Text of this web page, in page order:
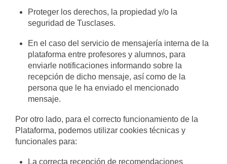
Proteger los derechos, la propiedad y/o la
seguridad de Tusclases.
En el caso del servicio de mensajería interna de la
plataforma entre profesores y alumnos, para
enviarle notificaciones informando sobre la
recepción de dicho mensaje, así como de la
persona que le ha enviado el mencionado
mensaje.
Por otro lado, para el correcto funcionamiento de la
Plataforma, podemos utilizar cookies técnicas y
funcionales para:
La correcta recepción de recomendaciones